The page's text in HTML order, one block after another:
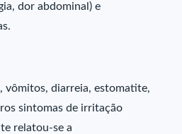
dor abdominal) e
vômitos, diarreia, estomatite,
sintomas de irritação
relatou-se a